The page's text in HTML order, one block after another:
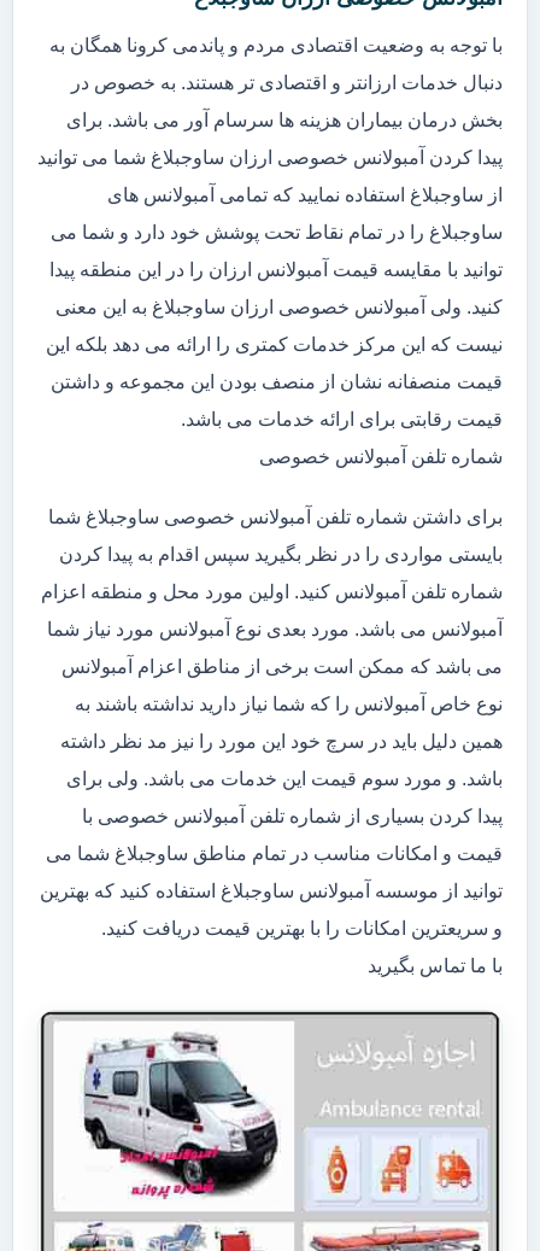
با توجه به وضعیت اقتصادی مردم و پاندمی کرونا همگان به
دنبال خدمات ارزانتر و اقتصادی تر هستند. به خصوص در
بخش درمان بیماران هزینه ها سرسام آور می باشد. برای
پیدا کردن آمبولانس خصوصی ارزان ساوجبلاغ شما می توانید
از ساوجبلاغ استفاده نمایید که تمامی آمبولانس های
ساوجبلاغ را در تمام نقاط تحت پوشش خود دارد و شما می
توانید با مقایسه قیمت آمبولانس ارزان را در این منطقه پیدا
کنید. ولی آمبولانس خصوصی ارزان ساوجبلاغ به این معنی
نیست که این مرکز خدمات کمتری را ارائه می دهد بلکه این
قیمت منصفانه نشان از منصف بودن این مجموعه و داشتن
قیمت رقابتی برای ارائه خدمات می باشد.
شماره تلفن آمبولانس خصوصی
برای داشتن شماره تلفن آمبولانس خصوصی ساوجبلاغ شما
بایستی مواردی را در نظر بگیرید سپس اقدام به پیدا کردن
شماره تلفن آمبولانس کنید. اولین مورد محل و منطقه اعزام
آمبولانس می باشد. مورد بعدی نوع آمبولانس مورد نیاز شما
می باشد که ممکن است برخی از مناطق اعزام آمبولانس
نوع خاص آمبولانس را که شما نیاز دارید نداشته باشند به
همین دلیل باید در سرچ خود این مورد را نیز مد نظر داشته
باشد. و مورد سوم قیمت این خدمات می باشد. ولی برای
پیدا کردن بسیاری از شماره تلفن آمبولانس خصوصی با
قیمت و امکانات مناسب در تمام مناطق ساوجبلاغ شما می
توانید از موسسه آمبولانس ساوجبلاغ استفاده کنید که بهترین
و سریعترین امکانات را با بهترین قیمت دریافت کنید.
با ما تماس بگیرید